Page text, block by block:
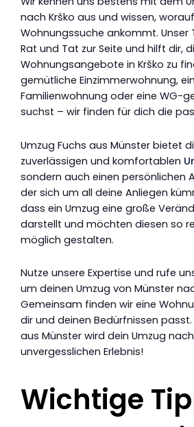
nach Krško aus und wissen,
Wohnungssuche ankommt.
Rat und Tat zur Seite und hilft dir,
Wohnungsangebote in Krško zu
gemütliche Einzimmerwohnung,
Familienwohnung oder eine WG-
suchst – wir finden für dich die
Umzug Fuchs aus Münster bietet
zuverlässigen und komfortablen
sondern auch einen persönlichen
der sich um all deine Anliegen
dass ein Umzug eine große
darstellt und möchten diesen so
möglich gestalten.
Nutze unsere Expertise und rufe
um deinen Umzug von Münster
Gemeinsam finden wir eine
dir und deinen Bedürfnissen passt.
aus Münster wird dein Umzug
unvergesslichen Erlebnis!
Wichtige